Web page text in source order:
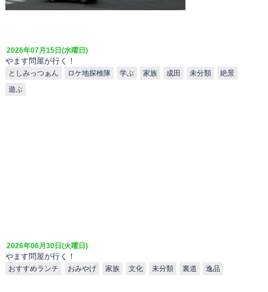
2026年07月15日(水曜日)
やます問屋が行く！
としみっつぁん ロケ地探検隊 学ぶ 家族 成田 未分類 絶景
遊ぶ
2026年06月30日(火曜日)
やます問屋が行く！
おすすめランチ おみやげ 家族 文化 未分類 裏道 逸品